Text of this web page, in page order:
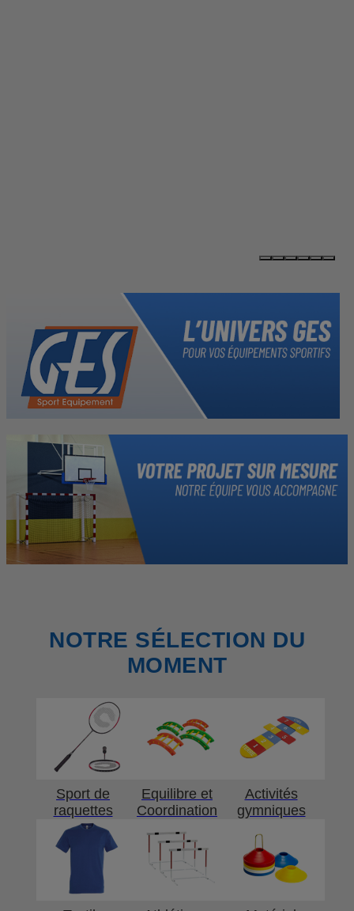
NOTRE SÉLECTION DU
MOMENT
Sport de
raquettes
Equilibre et
Coordination
Activités
gymniques